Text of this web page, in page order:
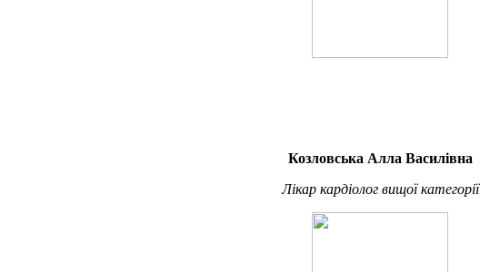
Козловська Алла Василівна
Лікар кардіолог вищої категорії